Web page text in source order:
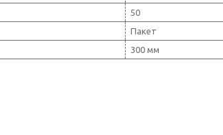
50
Пакет
300 мм